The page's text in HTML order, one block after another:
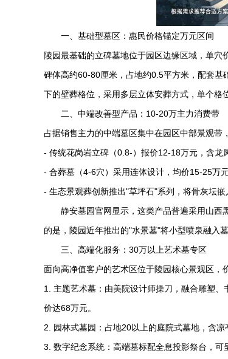
一、基础型墓区：惠民价格锚定万元区间
陵园最基础的立碑墓地位于园区边缘区域，单穴
碑体高约60-80厘米，占地约0.5平方米，配套基
下的壁葬格位，采用多层立体安葬方式，单个格
二、中端改善型产品：10-20万主力消费带
占据销售主力的中端墓区集中在园区中部景观带
- 传统花岗岩立碑（0.8-）报价12-18万元，含龙
- 合葬墓（4-6穴）采用连体设计，均价15-25万
- 生态景观葬创新推出"草坪石"系列，将骨灰坛
静安墓园官网显示，这类产品普遍采用山西
的是，陵园近年推出的"水景墓"将小型喷泉融入
三、高端化服务：30万以上艺术墓专区
面向高净值客户的艺术区位于陵园核心景观区，
1. 主题艺术墓：由美院设计师操刀，融合雕塑
价达68万元。
2. 园林式墓园：占地20以上的庭院式墓地，含
3. 数字纪念系统：高端墓标配全息投影祭台，可